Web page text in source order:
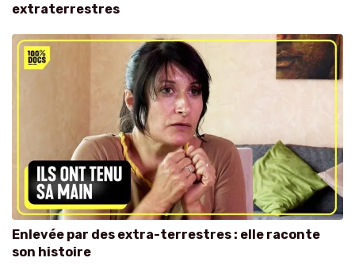
extraterrestres
Enlevée par des extra-terrestres : elle raconte
son histoire